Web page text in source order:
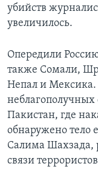
убийств
увеличилось.
Опередили
также Сомали,
Непал и Мексика.
Пакистан, где
обнаружено тело
Салима Шахзада,
связи